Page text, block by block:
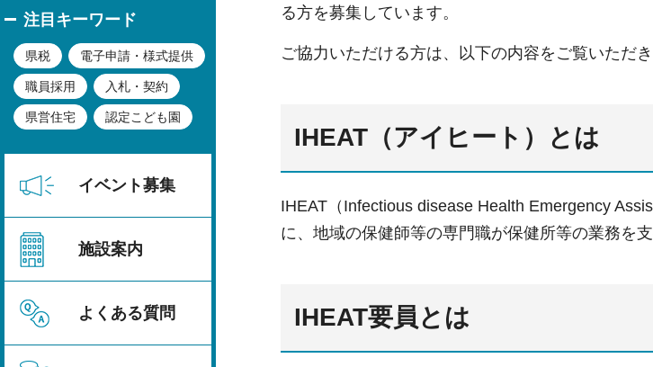
注目キーワード
県税 電子申請・様式提供
職員採用 入札・契約
県営住宅 認定こども園
イベント募集
施設案内
よくある質問
る方を募集しています。
ご協力いただける方は、以下の内容をご覧いただ
IHEAT（アイヒート）とは
IHEAT（Infectious disease Health Emergency
に、地域の保健師等の専門職が保健所等の業務を
IHEAT要員とは